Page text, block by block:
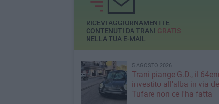
RICEVI AGGIORNAMENTI E
CONTENUTI DA TRANI GRATIS
NELLA TUA E-MAIL
5 AGOSTO 2026
Trani piange G.D., il
investito all'alba in via
Tufare non ce l'ha fatta